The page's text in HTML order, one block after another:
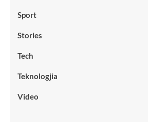
Sport
Stories
Tech
Teknologjia
Video